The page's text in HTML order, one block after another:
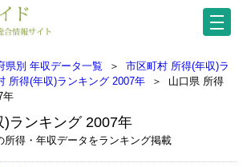
県別 年収データ一覧 ＞
市区町村 所得(年収)ラ
所得(年収)ランキング 2007年 ＞
山口県 所得
年
)ランキング 2007年
所得・年収データをランキング掲載